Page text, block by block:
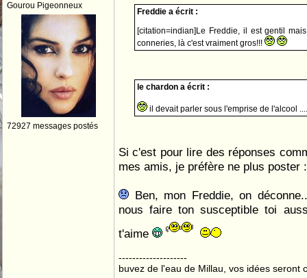
Gourou Pigeonneux
72927 messages postés
Freddie a écrit :
[citation=indian]Le Freddie, il est gentil
conneries, là c'est vraiment gros!!!
le chardon a écrit :
il devait parler sous l'emprise de l'alcool
Si c'est pour lire des réponses
mes amis, je préfère ne plus poster
Ben, mon Freddie, on
nous faire ton susceptible toi
t'aime
--------------------
buvez de l'eau de Millau, vos idées seront